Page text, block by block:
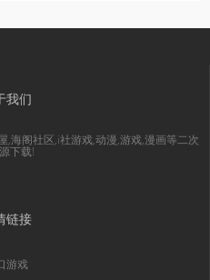
我们
,海阁社区,i社游戏,动漫,游戏,漫画等二次
下载!
链接
游戏